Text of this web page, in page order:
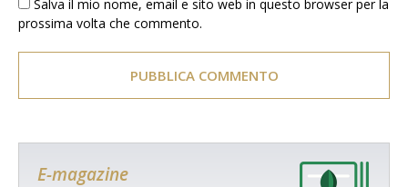
Salva il mio nome, email e sito web in questo browser per la
prossima volta che commento.
E-magazine